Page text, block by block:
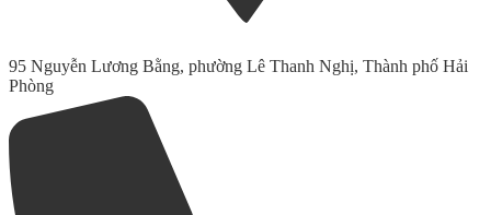
95 Nguyễn Lương Bằng, phường Lê Thanh Nghị, Thành phố Hải
Phòng